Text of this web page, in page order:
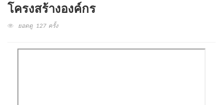
โครงสร้างองค์กร
ยอดดู 127 ครั้ง